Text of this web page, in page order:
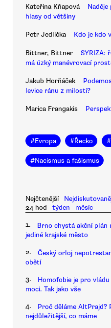
Kateřina Kňapová
hlasy od většiny
Petr Jedlička Kdo je kdo
Bittner, Bittner
SYRIZA:
má úzký manévrovací
Jakub Horňáček
levice ránu z milosti?
Marica Frangakis
#Evropa #Řecko #
#Nacismus a fašismus
Nejčtenější
24 hod
týden měsíc
1.
Brno chystá akční plán
jediné krajské město
2.
Český orloj
obětí
3.
Homofobie je pro
moci. Tak jako vše
4.
Proč děláme
nejdůležitější, co máme